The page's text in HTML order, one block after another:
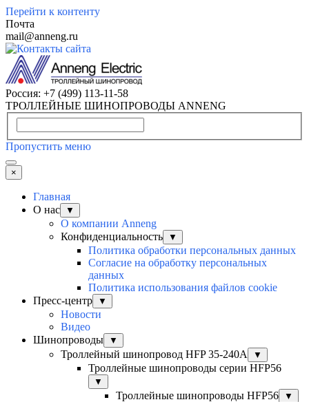
Перейти к контенту
Почта
mail@anneng.ru
Россия: +7 (499) 113-11-58
ТРОЛЛЕЙНЫЕ ШИНОПРОВОДЫ ANNENG
Пропустить меню
×
Главная
О нас
▼
О компании Anneng
Конфиденциальность
▼
Политика обработки персональных данных
Согласие на обработку персональных
данных
Политика использования файлов cookie
Пресс-центр
▼
Новости
Видео
Шинопроводы
▼
Троллейный шинопровод HFP 35-240А ▼
Троллейные шинопроводы серии HFP56
▼
Троллейные шинопроводы HFP56 ▼